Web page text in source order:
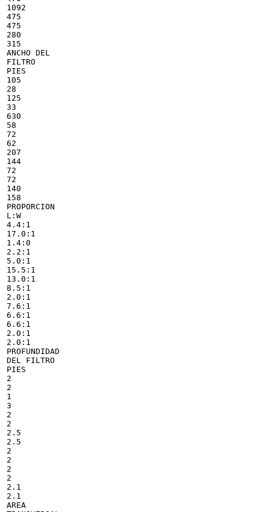
1092
475
475
280
315
ANCHO DEL
FILTRO
PIES
105
28
125
33
630
58
72
62
207
144
72
72
140
158
PROPORCION
L:W
4.4:1
17.0:1
1.4:0
2.2:1
5.0:1
15.5:1
13.0:1
8.5:1
2.0:1
7.6:1
6.6:1
6.6:1
2.0:1
2.0:1
PROFUNDIDAD
DEL FILTRO
PIES
2
2
1
3
2
2
2.5
2.5
2
2
2
2
2.1
2.1
AREA